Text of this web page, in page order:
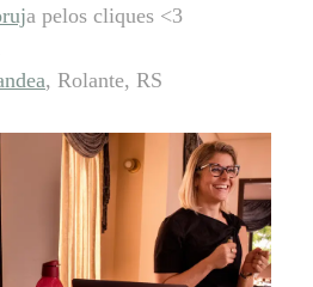
a pelos cliques <3
, Rolante, RS